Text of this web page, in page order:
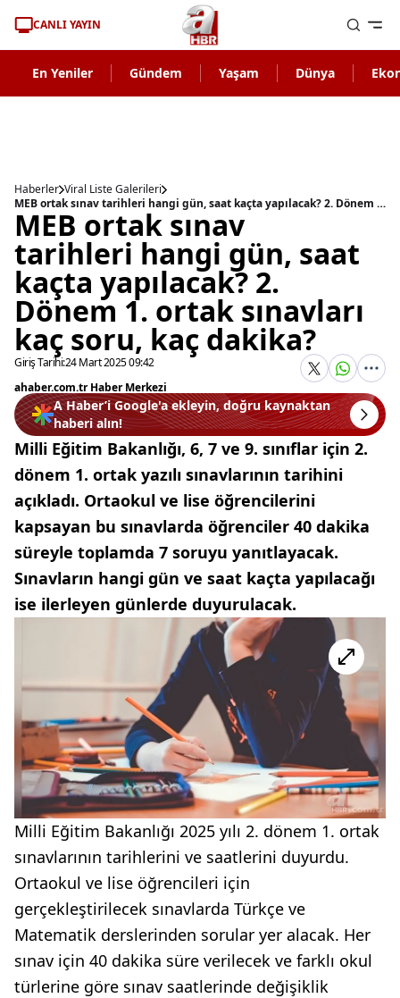
CANLI YAYIN
En Yeniler Gündem Yaşam Dünya
Haberler Viral Liste Galerileri
MEB ortak sınav tarihleri hangi gün, saat kaçta yapılacak? 2. Dönem 1. ortak sınavları kaç soru, kaç dakika?
MEB ortak sınav
tarihleri hangi gün, saat
kaçta yapılacak? 2.
Dönem 1. ortak sınavları
kaç soru, kaç dakika?
Giriş Tarihi:24 Mart 2025 09:42
ahaber.com.tr Haber Merkezi
A Haber’i Google'a ekleyin, doğru kaynaktan
haberi alın!
Milli Eğitim Bakanlığı, 6, 7 ve 9. sınıflar için 2.
dönem 1. ortak yazılı sınavlarının tarihini
açıkladı. Ortaokul ve lise öğrencilerini
kapsayan bu sınavlarda öğrenciler 40 dakika
süreyle toplamda 7 soruyu yanıtlayacak.
Sınavların hangi gün ve saat kaçta yapılacağı
ise ilerleyen günlerde duyurulacak.
Milli Eğitim Bakanlığı 2025 yılı 2. dönem 1. ortak
sınavlarının tarihlerini ve saatlerini duyurdu.
Ortaokul ve lise öğrencileri için
gerçekleştirilecek sınavlarda Türkçe ve
Matematik derslerinden sorular yer alacak. Her
sınav için 40 dakika süre verilecek ve farklı okul
türlerine göre sınav saatlerinde değişiklik